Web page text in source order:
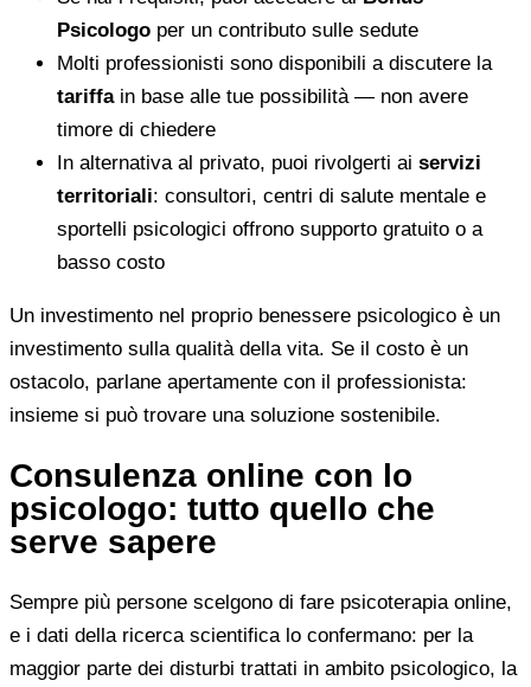
Psicologo per un contributo sulle sedute
Molti professionisti sono disponibili a discutere la
tariffain base alle tue possibilità — non avere
timore di chiedere
In alternativa al privato, puoi rivolgerti ai servizi
territoriali: consultori, centri di salute mentale e
sportelli psicologici offrono supporto gratuito o a
basso costo
Un investimento nel proprio benessere psicologico è un
investimento sulla qualità della vita. Se il costo è un
ostacolo, parlane apertamente con il professionista:
insieme si può trovare una soluzione sostenibile.
Consulenza online con lo
psicologo: tutto quello che
serve sapere
Sempre più persone scelgono di fare psicoterapia online,
e i dati della ricerca scientifica lo confermano: per la
maggior parte dei disturbi trattati in ambito psicologico, la